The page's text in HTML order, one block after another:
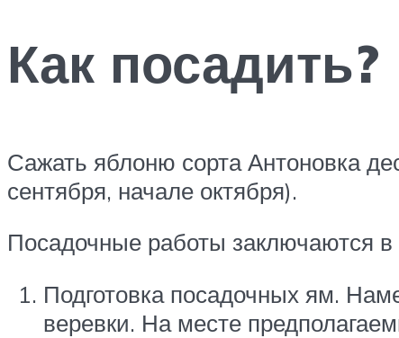
Как посадить?
Сажать яблоню сорта Антоновка
сентября, начале октября).
Посадочные работы заключаются
Подготовка посадочных ям.
веревки. На месте